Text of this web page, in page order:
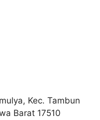
Kec. Tambun
Barat 17510